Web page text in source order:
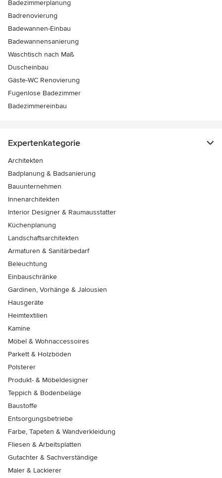
Badezimmerplanung
Badrenovierung
Badewannen-Einbau
Badewannensanierung
Waschtisch nach Maß
Duscheinbau
Gäste-WC Renovierung
Fugenlose Badezimmer
Badezimmereinbau
Expertenkategorie
Architekten
Badplanung & Badsanierung
Bauunternehmen
Innenarchitekten
Interior Designer & Raumausstatter
Küchenplanung
Landschaftsarchitekten
Armaturen & Sanitärbedarf
Beleuchtung
Einbauschränke
Gardinen, Vorhänge & Jalousien
Hausgeräte
Heimtextilien
Kamine
Möbel & Wohnaccessoires
Parkett & Holzböden
Polsterer
Produkt- & Möbeldesigner
Teppich & Bodenbeläge
Baustoffe
Entsorgungsbetriebe
Farbe, Tapeten & Wandverkleidung
Fliesen & Arbeitsplatten
Gutachter & Sachverständige
Maler & Lackierer